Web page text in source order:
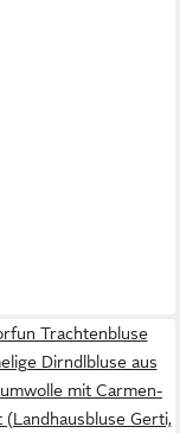
Trachtenbluse
Dirndlbluse aus
mit Carmen-
(Landhausbluse Gerti,